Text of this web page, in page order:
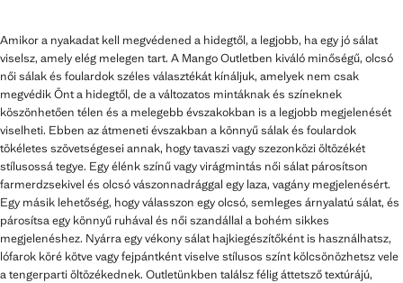
Amikor a nyakadat kell megvédened a hidegtől, a legjobb, ha egy jó sálat
viselsz, amely elég melegen tart. A Mango Outletben kiváló minőségű, olcsó
női sálak és foulardok széles választékát kínáljuk, amelyek nem csak
megvédik Önt a hidegtől, de a változatos mintáknak és színeknek
köszönhetően télen és a melegebb évszakokban is a legjobb megjelenését
viselheti. Ebben az átmeneti évszakban a könnyű sálak és foulardok
tökéletes szövetségesei annak, hogy tavaszi vagy szezonközi öltözékét
stílusossá tegye. Egy élénk színű vagy virágmintás női sálat párosítson
farmerdzsekivel és olcsó vászonnadrággal egy laza, vagány megjelenésért.
Egy másik lehetőség, hogy válasszon egy olcsó, semleges árnyalatú sálat, és
párosítsa egy könnyű ruhával és női szandállal a bohém sikkes
megjelenéshez. Nyárra egy vékony sálat hajkiegészítőként is használhatsz,
lófarok köré kötve vagy fejpántként viselve stílusos színt kölcsönözhetsz vele
a tengerparti öltözékednek. Outletünkben találsz félig áttetsző textúrájú,